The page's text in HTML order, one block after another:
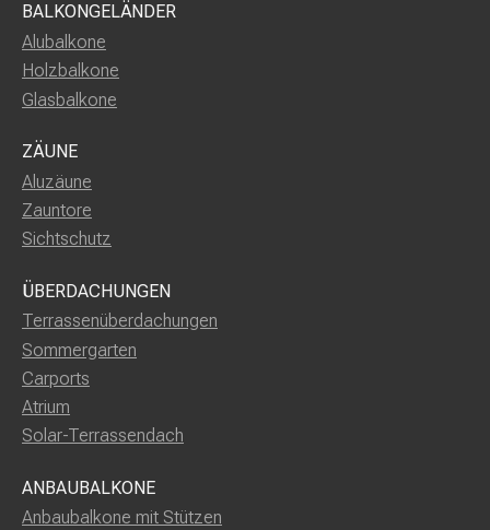
BALKONGELÄNDER
Alubalkone
Holzbalkone
Glasbalkone
ZÄUNE
Aluzäune
Zauntore
Sichtschutz
ÜBERDACHUNGEN
Terrassenüberdachungen
Sommergarten
Carports
Atrium
Solar-Terrassendach
ANBAUBALKONE
Anbaubalkone mit Stützen